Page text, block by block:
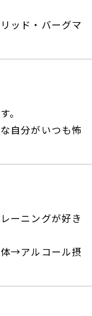
ッド・バーグマ
。
自分がいつも怖
ーニングが好き
→アルコール摂